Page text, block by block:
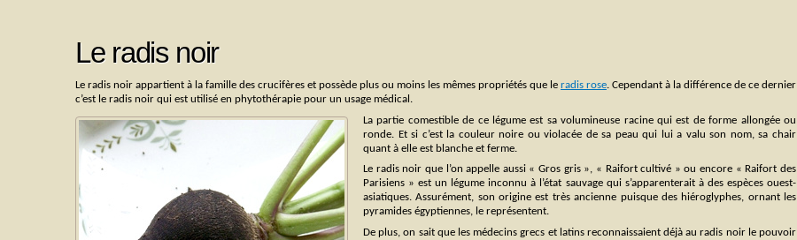
Le radis noir
Le radis noir appartient à la famille des crucifères et possède plus ou moins les mêmes propriétés que le radis rose. Cependant à la différence de ce dernier
c’est le radis noir qui est utilisé en phytothérapie pour un usage médical.
La partie comestible de ce légume est sa volumineuse racine qui est de forme allongée ou
ronde. Et si c’est la couleur noire ou violacée de sa peau qui lui a valu son nom, sa chair
quant à elle est blanche et ferme.
Le radis noir que l’on appelle aussi « Gros gris », « Raifort cultivé » ou encore « Raifort des
Parisiens » est un légume inconnu à l’état sauvage qui s’apparenterait à des espèces ouest-
asiatiques. Assurément, son origine est très ancienne puisque des hiéroglyphes, ornant les
pyramides égyptiennes, le représentent.
De plus, on sait que les médecins grecs et latins reconnaissaient déjà au radis noir le pouvoir